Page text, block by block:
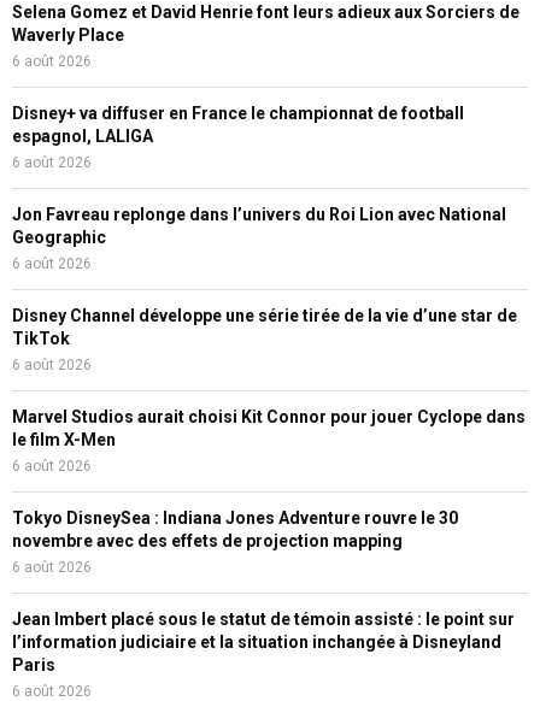
Selena Gomez et David Henrie font leurs adieux aux Sorciers de
Waverly Place
6 août 2026
Disney+ va diffuser en France le championnat de football
espagnol, LALIGA
6 août 2026
Jon Favreau replonge dans l’univers du Roi Lion avec National
Geographic
6 août 2026
Disney Channel développe une série tirée de la vie d’une star de
TikTok
6 août 2026
Marvel Studios aurait choisi Kit Connor pour jouer Cyclope dans
le film X-Men
6 août 2026
Tokyo DisneySea : Indiana Jones Adventure rouvre le 30
novembre avec des effets de projection mapping
6 août 2026
Jean Imbert placé sous le statut de témoin assisté : le point sur
l’information judiciaire et la situation inchangée à Disneyland
Paris
6 août 2026